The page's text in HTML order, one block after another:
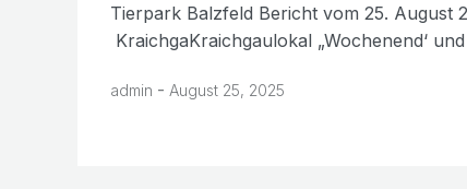
Tierpark Balzfeld Bericht vom 25. August
KraichgaKraichgaulokal „Wochenend‘
admin - August 25, 2025